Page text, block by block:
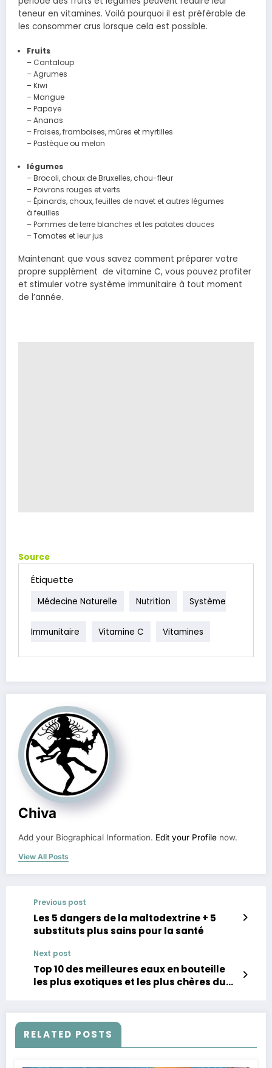
teneur en vitamines. Voilà pourquoi il est préférable de
les consommer crus lorsque cela est possible.
Fruits
– Cantaloup
– Agrumes
– Kiwi
– Mangue
– Papaye
– Ananas
– Fraises, framboises, mûres et myrtilles
– Pastèque ou melon
légumes
– Brocoli, choux deBruxelles, chou-fleur
– Poivrons rouges et verts
– Épinards, choux, feuilles de navet et autres légumes
à feuilles
– Pommes deterre blanches et les patates douces
– Tomates et leur jus
Maintenant que vous savez comment préparer votre
propre supplément de vitamine C, vous pouvez profiter
et stimuler votre système immunitaire à tout moment
de l’année.
Source
Étiquette
Médecine Naturelle Nutrition Système
Immunitaire Vitamine C Vitamines
Chiva
Add your Biographical Information. Edit your Profile now.
View All Posts
Previous post
Les 5 dangers de la maltodextrine + 5
substituts plus sains pour la santé
Next post
Top 10 des meilleures eaux en bouteille
les plus exotiques et les plus chères du
RELATED POSTS